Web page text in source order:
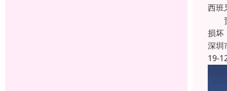
西班
责
损
深圳
19-